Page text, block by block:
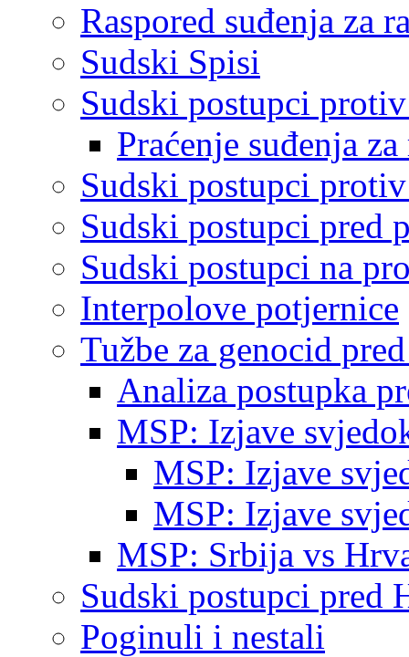
Raspored suđenja za
Sudski Spisi
Sudski postupci
Praćenje suđenja
Sudski postupci
Sudski postupci pred
Sudski postupci na
Interpolove potjernice
Tužbe za genocid
Analiza postupka
MSP: Izjave
MSP: Izjave
MSP: Izjave
MSP: Srbija vs
Sudski postupci pred
Poginuli i nestali